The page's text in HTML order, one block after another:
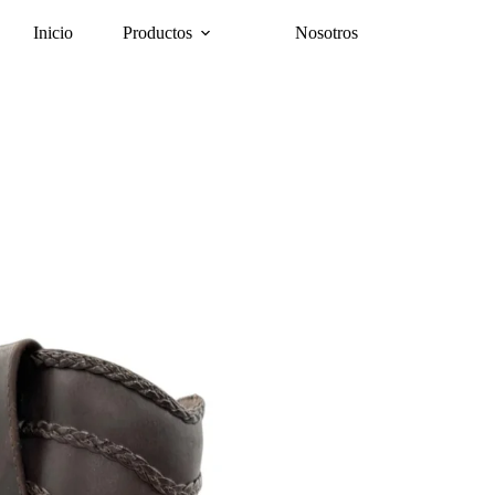
Inicio Productos Nosotros